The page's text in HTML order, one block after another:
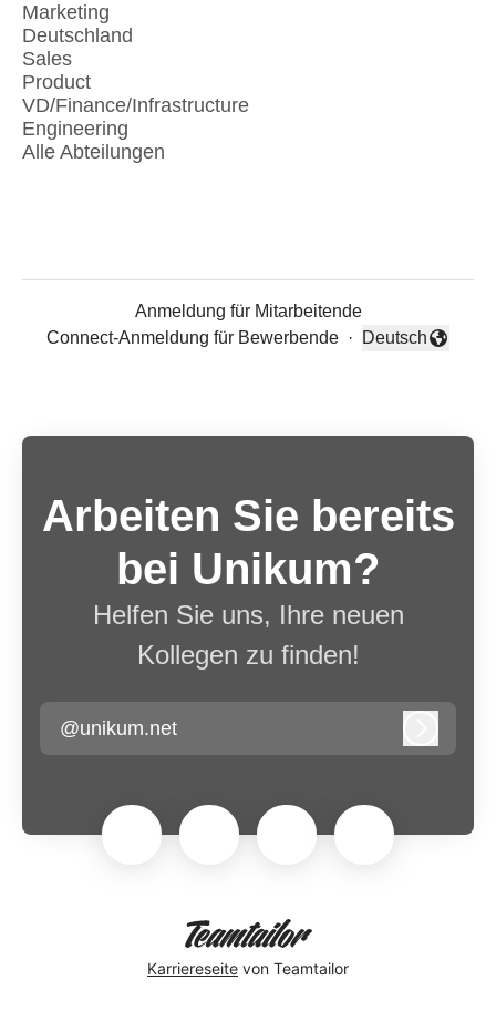
Marketing
Deutschland
Sales
Product
VD/Finance/Infrastructure
Engineering
Alle Abteilungen
Anmeldung für Mitarbeitende
Connect-Anmeldung für Bewerbende ·
Sprache ändern
Deutsch
Arbeiten Sie bereits
bei Unikum?
Helfen Sie uns, Ihre neuen
Kollegen zu finden!
@unikum.net
Karriereseite von Teamtailor